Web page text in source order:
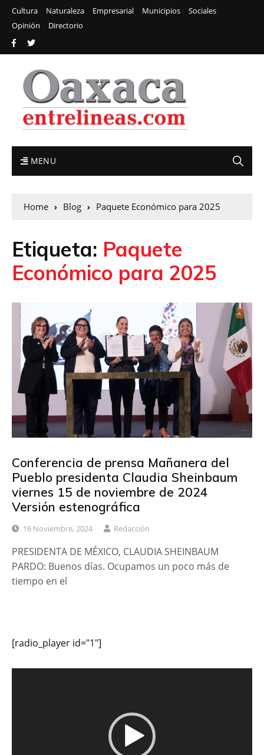
Cultura Naturaleza Empresarial Municipios
Sociales
Opinión
Directorio
MENU
Home Blog Paquete Económico para 2025
Etiqueta: Paquete
Económico para 2025
Conferencia de prensa Mañanera del
Pueblo presidenta Claudia Sheinbaum
viernes 15 de noviembre de 2024
Versión estenográfica
16 Noviembre, 2024 Redacción
PRESIDENTA DE MÉXICO, CLAUDIA SHEINBAUM
PARDO: Buenos días. Ocupamos un poco más de
tiempo en el
[radio_player id="1"]